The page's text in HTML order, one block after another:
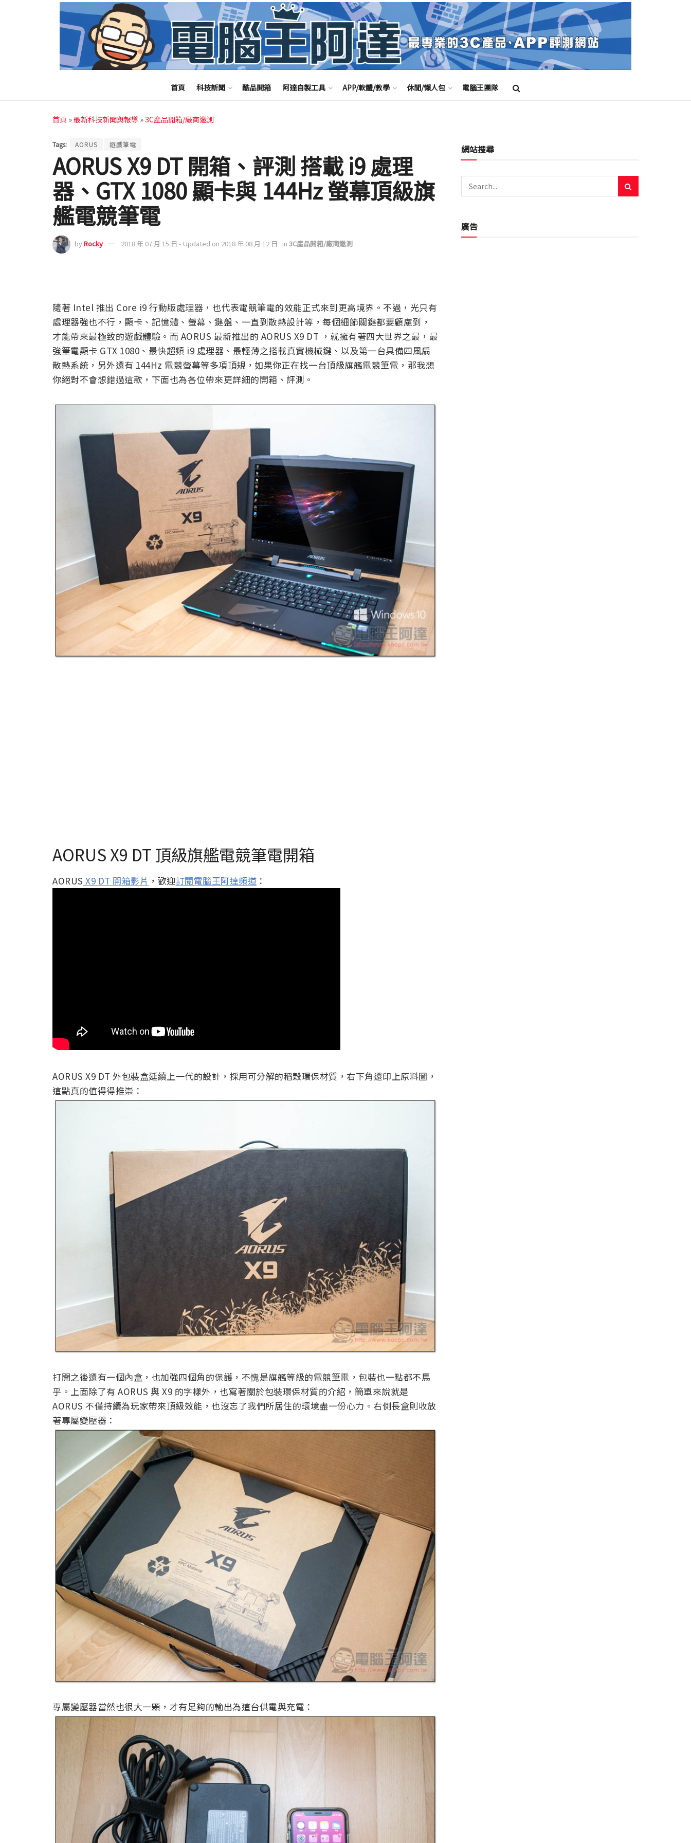
首頁 科技新聞 酷品開箱 阿達自製工具 APP/軟體/教學 休閒/懶人包 電腦王團隊
首頁 »最新科技新聞與報導 »3C產品開箱/廠商邀測
Tags: AORUS 遊戲筆電
AORUS X9 DT 開箱、評測 搭載 i9 處理
器、GTX 1080 顯卡與 144Hz 螢幕頂級旗
艦電競筆電
byRocky 2018 年 07 月 15 日 - Updated on 2018 年 08 月 12 日 in 3C產品開箱/廠商邀測
隨著 Intel 推出 Core i9 行動版處理器，也代表電競筆電的效能正式來到更高境界。不過，光只有
處理器強也不行，顯卡、記憶體、螢幕、鍵盤、一直到散熱設計等，每個細節關鍵都要顧慮到，
才能帶來最極致的遊戲體驗。而 AORUS 最新推出的 AORUS X9 DT ，就擁有著四大世界之最，最
強筆電顯卡 GTX 1080、最快超頻 i9 處理器、最輕薄之搭載真實機械鍵、以及第一台具備四風扇
散熱系統，另外還有 144Hz 電競螢幕等多項頂規，如果你正在找一台頂級旗艦電競筆電，那我想
你絕對不會想錯過這款，下面也為各位帶來更詳細的開箱、評測。
AORUS X9 DT 頂級旗艦電競筆電開箱
AORUS X9 DT 開箱影片 ，歡迎訂閱電腦王阿達頻道 ：
AORUS X9 DT 外包裝盒延續上一代的設計，採用可分解的稻穀環保材質，右下角還印上原料圖，
這點真的值得得推崇：
打開之後還有一個內盒，也加強四個角的保護，不愧是旗艦等級的電競筆電，包裝也一點都不馬
乎。上面除了有 AORUS 與 X9 的字樣外，也寫著關於包裝環保材質的介紹，簡單來說就是
AORUS 不僅持續為玩家帶來頂級效能，也沒忘了我們所居住的環境盡一份心力。右側長盒則收放
著專屬變壓器：
專屬變壓器當然也很大一顆，才有足夠的輸出為這台供電與充電：
網站搜尋
廣告